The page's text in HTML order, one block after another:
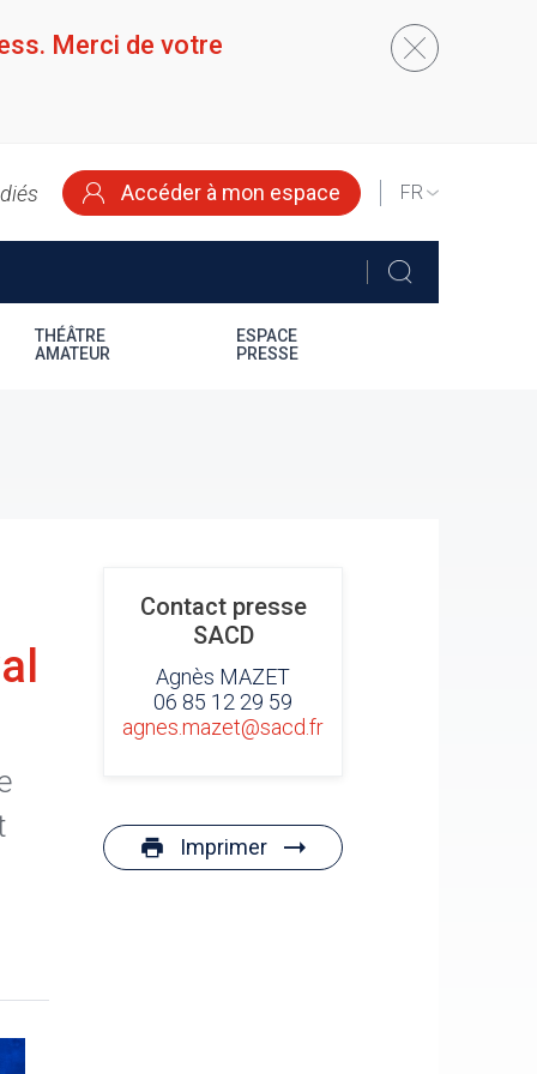
Merci de votre
Accéder à mon espace
SELECT
LANGUAGE
THÉÂTRE
AMATEUR
ESPACE
PRESSE
Contact presse
SACD
Agnès MAZET
06 85 12 29 59
agnes.mazet@sacd.fr
Imprimer